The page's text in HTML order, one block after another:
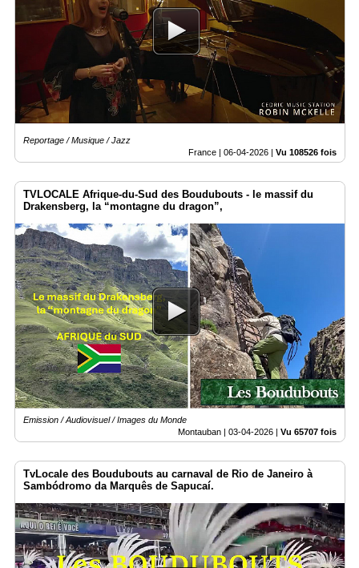
Reportage / Musique / Jazz
France | 06-04-2026 | Vu 108526 fois
TVLOCALE Afrique-du-Sud des Boudubouts - le massif du
Drakensberg, la “montagne du dragon”,
Emission / Audiovisuel / Images du Monde
Montauban | 03-04-2026 | Vu 65707 fois
TvLocale des Boudubouts au carnaval de Rio de Janeiro à
Sambódromo da Marquês de Sapucaí.